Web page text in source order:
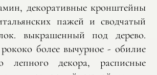
декоративные кронштейны
пажей и сводчатый
выкрашенный под дерево.
более вычурное - обилие
лепного декора, расписные